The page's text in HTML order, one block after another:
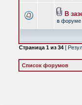
В
в форуме
Страница 1 из 34 [
Список форумов